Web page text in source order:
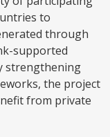
to
through
supported
strengthening
the project
from private